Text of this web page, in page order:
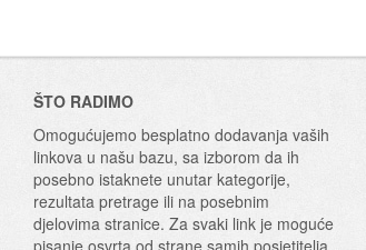
ŠTO RADIMO
Omogućujemo besplatno dodavanja vaših
linkova u našu bazu, sa izborom da ih
posebno istaknete unutar kategorije,
rezultata pretrage ili na posebnim
djelovima stranice. Za svaki link je moguće
pisanje osvrta od strane samih posjetitelja.